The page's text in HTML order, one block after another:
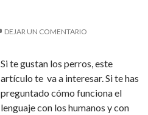
DEJAR UN COMENTARIO
Si te gustan los perros, este
artículo te va a interesar. Si te has
preguntado cómo funciona el
lenguaje con los humanos y con